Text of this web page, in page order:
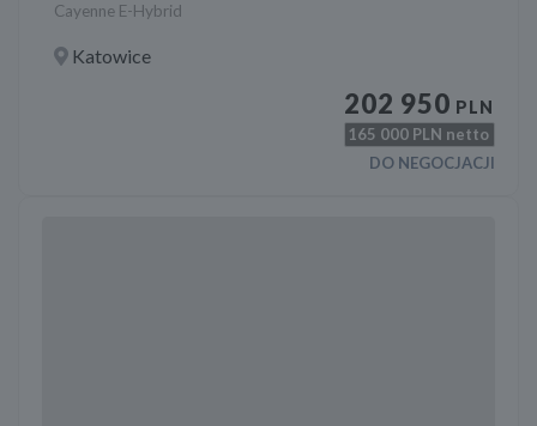
Cayenne E-Hybrid
Katowice
202 950 PLN
165 000 PLN netto
DO NEGOCJACJI